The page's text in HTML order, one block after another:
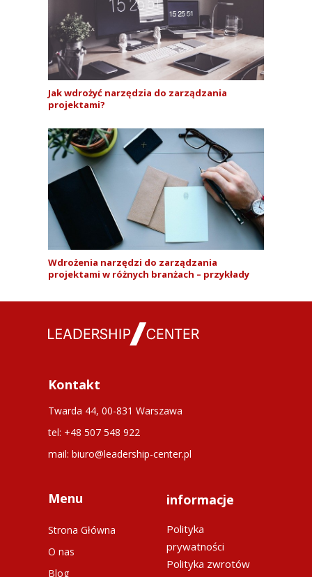
Jak wdrożyć narzędzia do zarządzania
projektami?
Wdrożenia narzędzi do zarządzania
projektami w różnych branżach – przykłady
Kontakt
Twarda 44, 00-831 Warszawa
tel: +48 507 548 922
mail: biuro@leadership-center.pl
Menu
Strona Główna
O nas
Blog
informacje
Polityka
prywatności
Polityka zwrotów